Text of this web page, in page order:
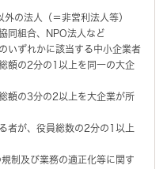
の法人（＝非営利法人等）
同組合、NPO法人など
いずれかに該当する中小企業者
額の2分の1以上を同一の大企
額の3分の2以上を大企業が所
者が、役員総数の2分の1以上
制及び業務の適正化等に関す